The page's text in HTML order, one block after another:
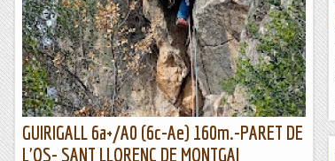
GUIRIGALL 6a+/A0 (6c-Ae) 160m.-PARET DE
L'OS- SANT LLORENÇ DE MONTGAI